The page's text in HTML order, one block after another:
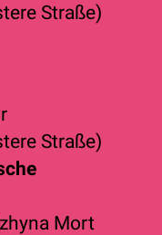
Straße)
Straße)
Mort